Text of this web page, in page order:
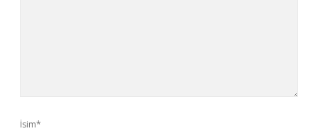
İsim*